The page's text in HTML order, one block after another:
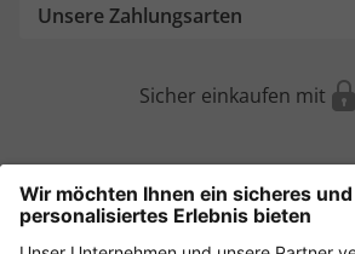
Unsere Zahlungsarten
Sicher einkaufen mit
Weitere Onlineshops